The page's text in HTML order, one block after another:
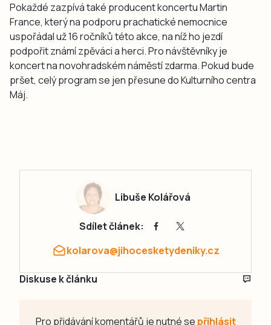
Pokaždé zazpívá také producent koncertu Martin
France, který na podporu prachatické nemocnice
uspořádal už 16 ročníků této akce, na níž ho jezdí
podpořit známí zpěváci a herci. Pro návštěvníky je
koncert na novohradském náměstí zdarma. Pokud bude
pršet, celý program se jen přesune do Kulturního centra
Máj.
Libuše Kolářová
Sdílet článek:
kolarova@jihocesketydeniky.cz
Diskuse k článku
Pro přidávání komentářů je nutné se přihlásit